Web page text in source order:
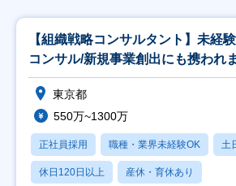
【組織戦略コンサルタント】未経
コンサル/新規事業創出にも携われ
東京都
550万~1300万
正社員採用 職種・業界未経験OK 土
休日120日以上 産休・育休あり